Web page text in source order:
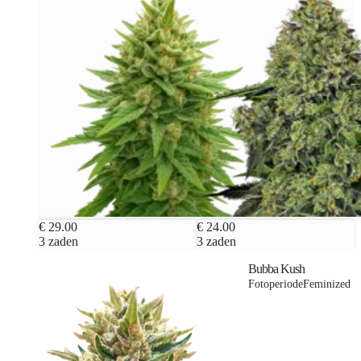
€ 29.00
3 zaden
€ 24.00
3 zaden
Bubba Kush
FotoperiodeFeminized